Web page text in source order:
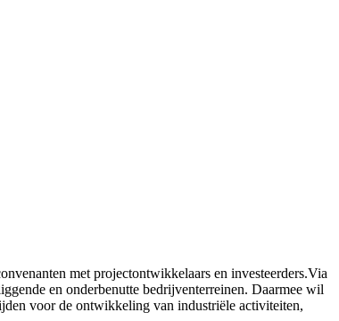
met projectontwikkelaars en investeerders.Via
en onderbenutte bedrijventerreinen. Daarmee wil
voor de ontwikkeling van industriële activiteiten,